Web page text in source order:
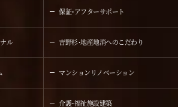
保証・アフターサポート
ル 吉野杉・地産地消へのこだわり
マンションリノベーション
介護・福祉施設建築